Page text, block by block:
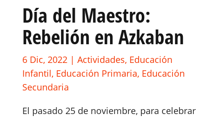
Día del Maestro:
Rebelión en Azkaban
6 Dic, 2022| Actividades, Educación
Infantil, Educación Primaria, Educación
Secundaria
El pasado 25 de noviembre, para celebrar